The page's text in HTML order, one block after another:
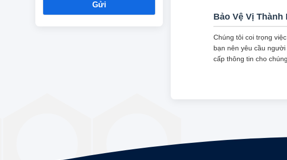
Gửi
Bảo Vệ Vị Thành
Chúng tôi coi trọng
bạn nên yêu cầu
cấp thông tin cho